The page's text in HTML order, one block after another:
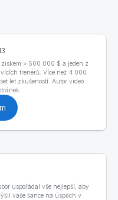
ziskem > 500 000 $ a jeden z
trenérů. Více než 4 000
let zkušeností. Autor video
uspořádal vše nejlepší, aby
vaše šance na úspěch v